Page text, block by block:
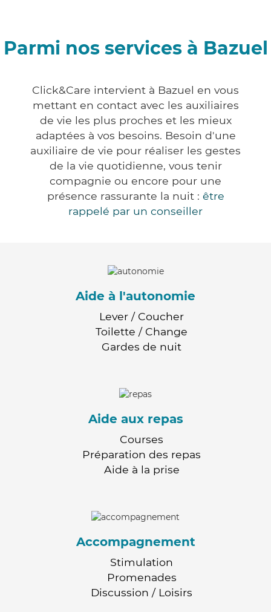
Parmi nos services à Bazuel
Click&Care intervient à Bazuel en vous
mettant en contact avec les auxiliaires
de vie les plus proches et les mieux
adaptées à vos besoins. Besoin d'une
auxiliaire de vie pour réaliser les gestes
de la vie quotidienne, vous tenir
compagnie ou encore pour une
présence rassurante la nuit : être
rappelé par un conseiller
Aide à l'autonomie
Lever / Coucher
Toilette / Change
Gardes de nuit
Aide aux repas
Courses
Préparation des repas
Aide à la prise
Accompagnement
Stimulation
Promenades
Discussion / Loisirs